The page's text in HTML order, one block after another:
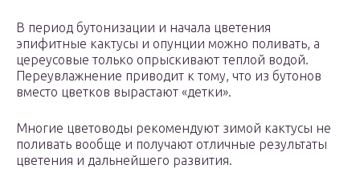
В период бутонизации и начала цветения
эпифитные кактусы и опунции можно поливать, а
цереусовые только опрыскивают теплой водой.
Переувлажнение приводит к тому, что из бутонов
вместо цветков вырастают «детки».
Многие цветоводы рекомендуют зимой кактусы не
поливать вообще и получают отличные результаты
цветения и дальнейшего развития.